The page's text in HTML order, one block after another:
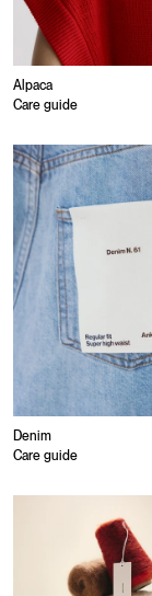
Alpaca
Care guide
Denim
Care guide